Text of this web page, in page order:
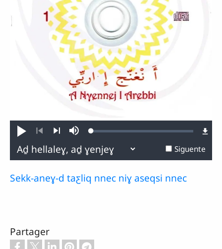
Ṣenneṯ
Atras Siguente
SourdineLoaded:
Siguente
Sekk-aneɣ-d taƹliq nnec niɣ aseqsi nnec
Partager